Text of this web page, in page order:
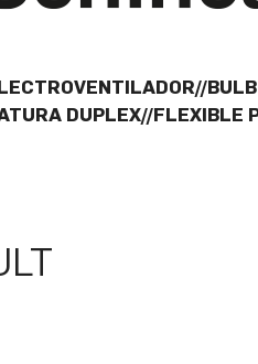
DUPLEX//FLEXIBLE